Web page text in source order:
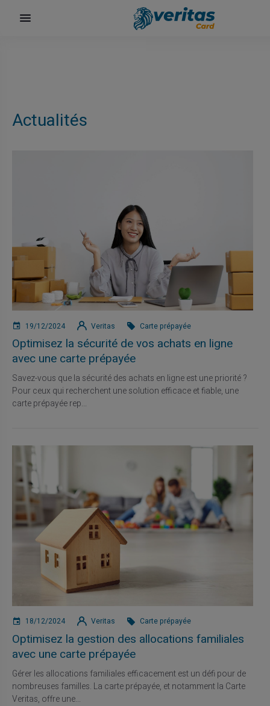
Actualités
19/12/2024 Veritas Carte prépayée
Optimisez la sécurité de vos achats en ligne
avec une carte prépayée
Savez-vous que la sécurité des achats en ligne est une priorité ?
Pour ceux qui recherchent une solution efficace et fiable, une
carte prépayée rep...
18/12/2024 Veritas Carte prépayée
Optimisez la gestion des allocations familiales
avec une carte prépayée
Gérer les allocations familiales efficacement est un défi pour de
nombreuses familles. La carte prépayée, et notamment la Carte
Veritas, offre une...